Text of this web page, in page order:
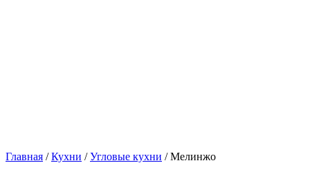
Главная /Кухни /Угловые кухни / Мелинжо